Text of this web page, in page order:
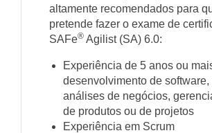
altamente recomendados para
pretende fazer o exame de
SAFe® Agilist (SA) 6.0:
Experiência de 5 anos ou
desenvolvimento de software,
análises de negócios,
de produtos ou de projetos
Experiência em Scrum